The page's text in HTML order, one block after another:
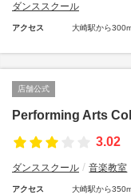
ダンススクール
アクセス 大崎駅から
店舗公式
Performing Arts
3.02
ダンススクール 音楽教室
アクセス 大崎駅から